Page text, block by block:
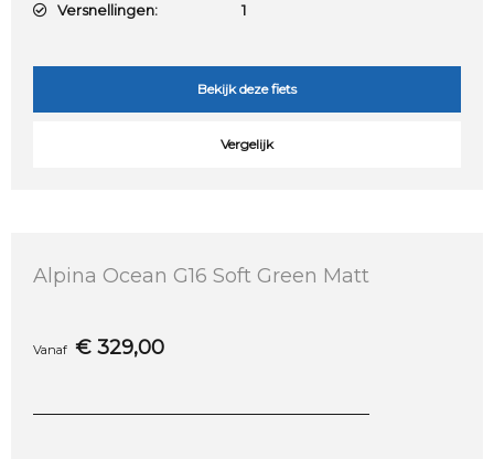
Versnellingen: 1
Bekijk deze fiets
Vergelijk
Alpina Ocean G16 Soft Green Matt
Vanaf € 329,00